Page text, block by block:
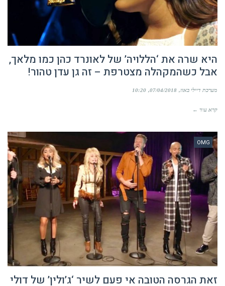
היא שרה את ‘הללויה’ של לאונרד כהן כמו מלאך,
אבל כשהמקהלה מצטרפת – זה גן עדן טהור!
מערכת דיילי באזז 07/04/2018
10:20
קרא עוד ←
OMG
זאת הגרסה הטובה אי פעם לשיר ‘ג’ולין’ של דולי